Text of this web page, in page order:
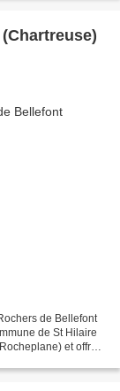
de Bellefont
de St Hilaire
et offrent